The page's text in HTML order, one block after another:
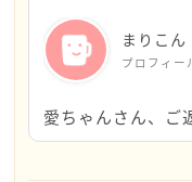
どちらを選んでも
しまわれているので
ところで、お相手
まりこん
プロフィー
愛ちゃんさん、ご